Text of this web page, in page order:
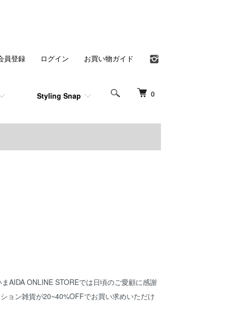
0
Styling Snap
員登録 ログイン お買い物ガイド
AIDA ONLINE STOREでは日頃のご愛顧に感謝
ョン雑貨が20~40%OFFでお買い求めいただけ